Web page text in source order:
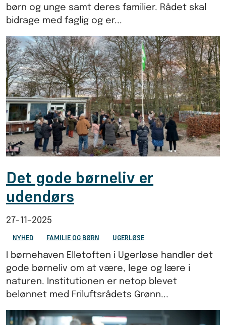
børn og unge samt deres familier. Rådet skal
bidrage med faglig og er...
Det gode børneliv er
udendørs
27-11-2025
NYHED FAMILIE OG BØRN UGERLØSE
I børnehaven Elletoften i Ugerløse handler det
gode børneliv om at være, lege og lære i
naturen. Institutionen er netop blevet
belønnet med Friluftsrådets Grønn...